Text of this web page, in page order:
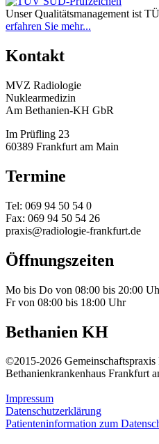
Unser Qualitätsmanagement ist
erfahren Sie mehr...
Kontakt
MVZ Radiologie
Nuklearmedizin
Am Bethanien-KH GbR
Im Prüfling 23
60389 Frankfurt am Main
Termine
Tel: 069 94 50 54 0
Fax: 069 94 50 54 26
praxis@radiologie-frankfurt.de
Öffnungszeiten
Mo bis Do von 08:00 bis 20:00
Fr von 08:00 bis 18:00 Uhr
Bethanien KH
©2015-2026 Gemeinschaftspraxis
Bethanienkrankenhaus Frankfurt
Impressum
Datenschutzerklärung
Patienteninformation zum